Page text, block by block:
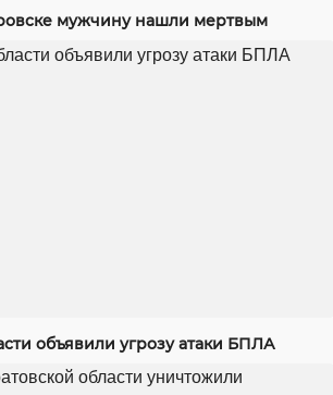
мужчину нашли мертвым
объявили угрозу атаки БПЛА